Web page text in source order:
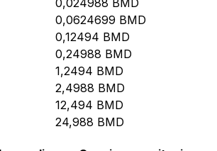
0,024988 BMD
0,0624699 BMD
0,12494 BMD
0,24988 BMD
1,2494 BMD
2,4988 BMD
12,494 BMD
24,988 BMD